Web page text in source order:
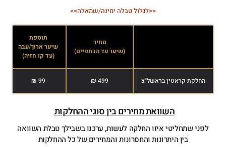
<<לגלול טבלה ימינה/שמאלה>>
מחיר
(שיער עד הכתפיים)
תוספת
שיער ארוך/עבה
(עד קו חזיה)
החלקת קראטין בראשל"צ 499 ₪
99 ₪
השוואת מחירים בין סוגי ההחלקות
לפני שתחליטי איזו החלקה לעשות, ערכנו בשבילך טבלת השוואה
בין היתרונות והחסרונות והמחירים של כל ההחלקות